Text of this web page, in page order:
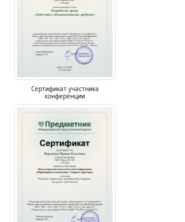
Сертификат участника
конференции